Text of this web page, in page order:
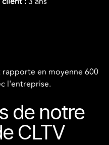
en moyenne 600
l'entreprise.
de notre
CLTV